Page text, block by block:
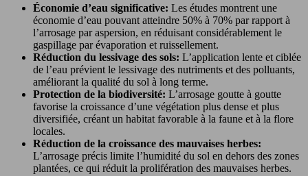
Économie d’eau significative: Les études montrent une
économie d’eau pouvant atteindre 50% à 70% par rapport à
l’arrosage par aspersion, en réduisant considérablement le
gaspillage par évaporation et ruissellement.
Réduction du lessivage des sols: L’application lente et ciblée
de l’eau prévient le lessivage des nutriments et des polluants,
améliorant la qualité du sol à long terme.
Protection de la biodiversité: L’arrosage goutte à goutte
favorise la croissance d’une végétation plus dense et plus
diversifiée, créant un habitat favorable à la faune et à la flore
locales.
Réduction de la croissance des mauvaises herbes:
L’arrosage précis limite l’humidité du sol en dehors des zones
plantées, ce qui réduit la prolifération des mauvaises herbes.